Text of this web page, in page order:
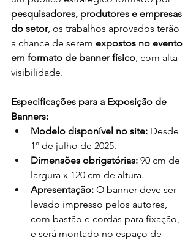
pesquisadores, produtores e empresas
do setor, os trabalhos aprovados terão
a chance de serem expostos no evento
em formato de banner físico, com alta
visibilidade.
Especificações para a Exposição de
Banners:
Modelo disponível no site: Desde
1º de julho de 2025.
Dimensões obrigatórias: 90 cm de
largura x 120 cm de altura.
Apresentação: O banner deve ser
levado impresso pelos autores,
com bastão e cordas para fixação,
e será montado no espaço de